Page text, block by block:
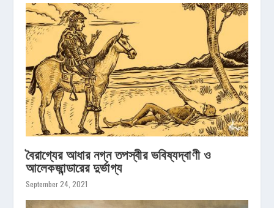
বৈরাগ্যের আধার নগ্ন তপস্বীর ভবিষ্যদ্বাণী ও
আলেকজান্ডারের দুর্ভাগ্য
September 24, 2021